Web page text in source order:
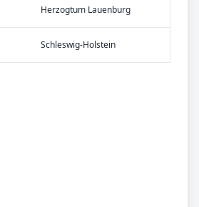
Herzogtum Lauenburg
Schleswig-Holstein